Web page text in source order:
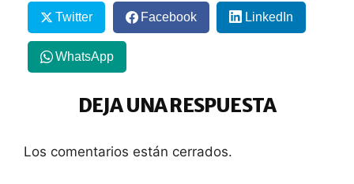
Twitter Facebook LinkedIn
WhatsApp
DEJA UNA RESPUESTA
Los comentarios están cerrados.